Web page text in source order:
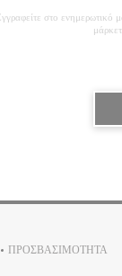
στο ενημερωτικό
ΠΡΟΣΒΑΣΙΜΌΤΗΤΑ